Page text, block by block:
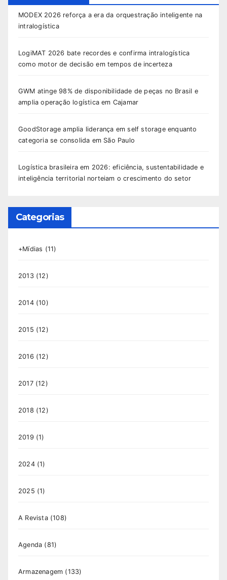
MODEX 2026 reforça a era da orquestração inteligente na
intralogística
LogiMAT 2026 bate recordes e confirma intralogística
como motor de decisão em tempos de incerteza
GWM atinge 98% de disponibilidade de peças no Brasil e
amplia operação logística em Cajamar
GoodStorage amplia liderança em self storage enquanto
categoria se consolida em São Paulo
Logística brasileira em 2026: eficiência, sustentabilidade e
inteligência territorial norteiam o crescimento do setor
Categorias
+Mídias (11)
2013(12)
2014(10)
2015 (12)
2016 (12)
2017(12)
2018 (12)
2019 (1)
2024(1)
2025 (1)
A Revista(108)
Agenda (81)
Armazenagem (133)